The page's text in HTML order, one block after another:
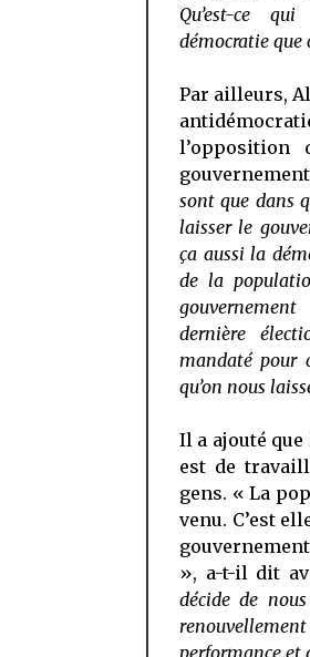
Qu’est-ce
démocratie que
Par ailleurs,
sont que dans
laisser le
ça aussi la
de la
dernière
mandaté pour
qu’on nous
Il a ajouté
est de
gens. « La
venu. C’est
», a-t-il dit
décide de
performance et